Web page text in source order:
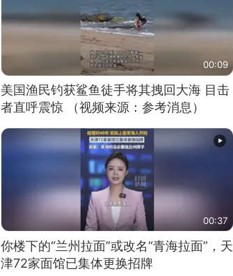
00:09
美国渔民钓获鲨鱼徒手将其拽回大海 目击
者直呼震惊 （视频来源：参考消息）
00:37
你楼下的“兰州拉面”或改名“青海拉面”，天
津72家面馆已集体更换招牌